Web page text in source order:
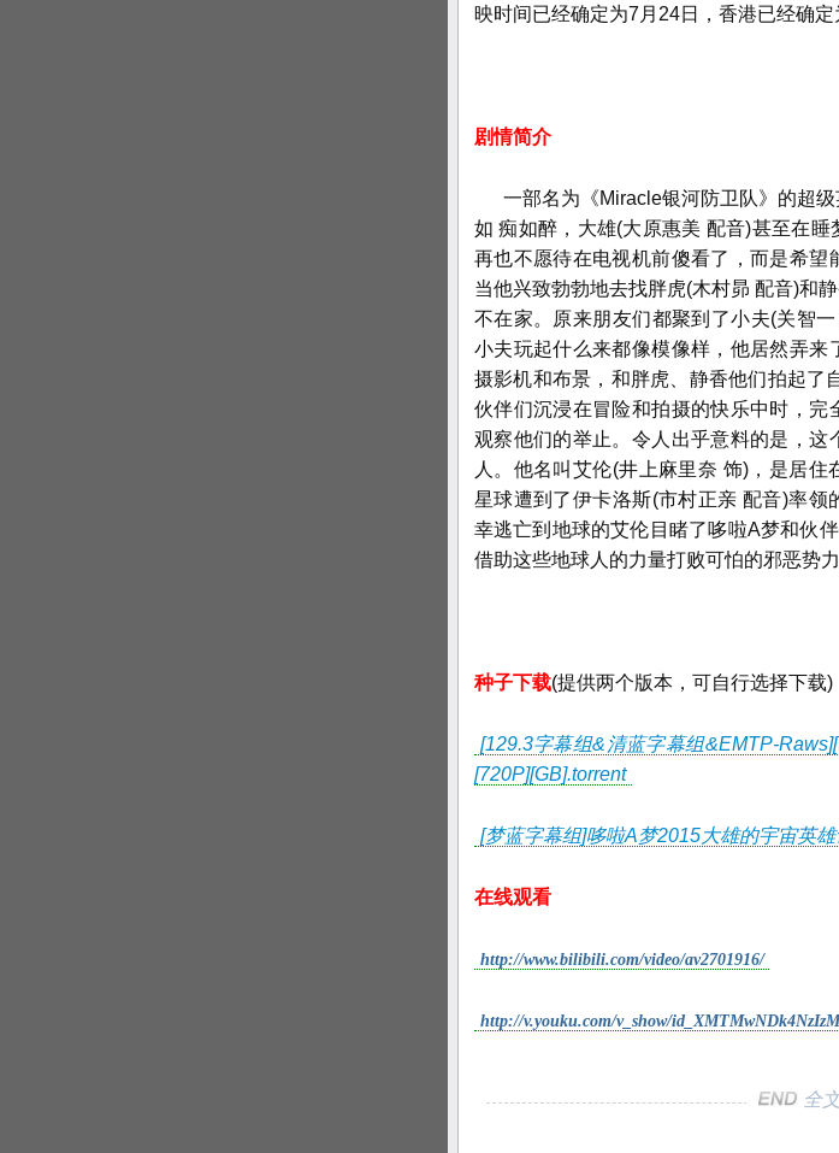
映时间已经确定为7月24日，香港已经确定
剧情简介
一部名为《Miracle银河防卫队》的超级
如 痴如醉，大雄(大原惠美 配音)甚至在
再也不愿待在电视机前傻看了，而是希望
当他兴致勃勃地去找胖虎(木村昴 配音)和
不在家。原来朋友们都聚到了小夫(关智
小夫玩起什么来都像模像样，他居然弄来
摄影机和布景，和胖虎、静香他们拍起了
伙伴们沉浸在冒险和拍摄的快乐中时，完
观察他们的举止。令人出乎意料的是，这
人。他名叫艾伦(井上麻里奈 饰)，是居
星球遭到了伊卡洛斯(市村正亲 配音)率领
幸逃亡到地球的艾伦目睹了哆啦A梦和伙
借助这些地球人的力量打败可怕的邪恶势力
种子下载(提供两个版本，可自行选择下载)
[129.3字幕组&清蓝字幕组&EMTP-
[720P][GB].torrent
[梦蓝字幕组]哆啦A梦2015大雄的宇宙英
在线观看
http://www.bilibili.com/video/av2701916/
http://v.youku.com/v_show/
全